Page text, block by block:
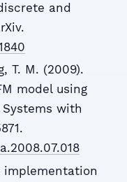
and
T. M. (2009).
model using
with
implementation